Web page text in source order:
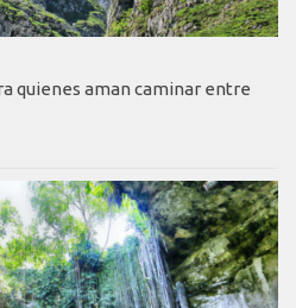
quienes aman caminar entre